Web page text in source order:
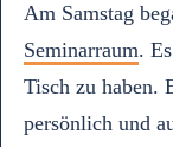
Am Samstag
Seminarraum.
Tisch zu haben.
persönlich und